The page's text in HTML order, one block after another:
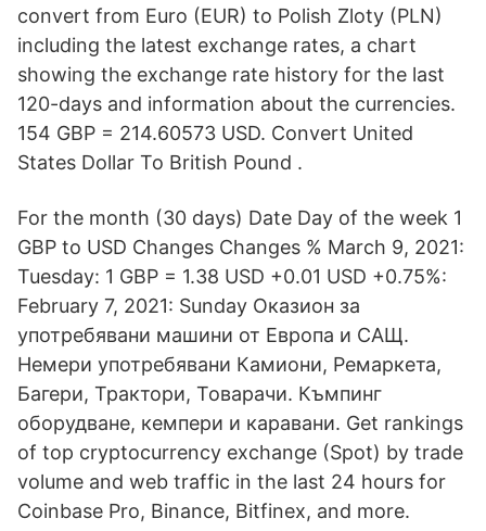
convert from Euro (EUR) to Polish Zloty (PLN)
including the latest exchange rates, a chart
showing the exchange rate history for the last
120-days and information about the currencies.
154 GBP = 214.60573 USD. Convert United
States Dollar To British Pound .
For the month (30 days) Date Day of the week 1
GBP to USD Changes Changes % March 9, 2021:
Tuesday: 1 GBP = 1.38 USD +0.01 USD +0.75%:
February 7, 2021: Sunday Оказион за
употребявани машини от Европа и САЩ.
Немери употребявани Камиони, Ремаркета,
Багери, Трактори, Товарачи. Къмпинг
оборудване, кемпери и каравани. Get rankings
of top cryptocurrency exchange (Spot) by trade
volume and web traffic in the last 24 hours for
Coinbase Pro, Binance, Bitfinex, and more.